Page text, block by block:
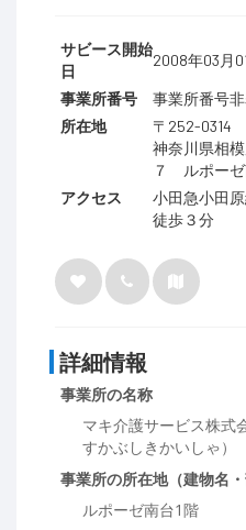
サビース開始
日
2008年03月
事業所番号
事業所番号
所在地
〒252-0314
神奈川県相
７ ルポーゼ
アクセス
小田急小田
徒歩３分
詳細情報
事業所の名称
マキ介護サービス株式
すかぶしきかいしゃ）
事業所の所在地（建物名・
ルポーゼ南台1階